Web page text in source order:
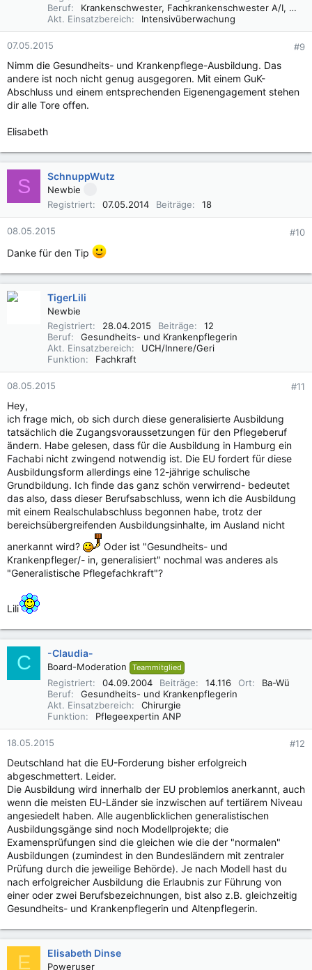
Beruf
Krankenschwester, Fachkrankenschwester A/I, Praxisbegleiter Basale Stimulation
Akt. Einsatzbereich
Intensivüberwachung
07.05.2015 #9
Nimm die Gesundheits- und Krankenpflege-Ausbildung. Das
andere ist noch nicht genug ausgegoren. Mit einem GuK-
Abschluss und einem entsprechenden Eigenengagement stehen
dir alle Tore offen.
Elisabeth
S SchnuppWutz
Newbie
Registriert
07.05.2014 Beiträge 18
08.05.2015 #10
Danke für den Tip
TigerLili
Newbie
Registriert
28.04.2015 Beiträge
12
Beruf
Gesundheits- und Krankenpflegerin
Akt. Einsatzbereich
UCH/Innere/Geri
Funktion
Fachkraft
08.05.2015 #11
Hey,
ich frage mich, ob sich durch diese generalisierte Ausbildung
tatsächlich die Zugangsvoraussetzungen für den Pflegeberuf
ändern. Habe gelesen, dass für die Ausbildung in Hamburg ein
Fachabi nicht zwingend notwendig ist. Die EU fordert für diese
Ausbildungsform allerdings eine 12-jährige schulische
Grundbildung. Ich finde das ganz schön verwirrend- bedeutet
das also, dass dieser Berufsabschluss, wenn ich die Ausbildung
mit einem Realschulabschluss begonnen habe, trotz der
bereichsübergreifenden Ausbildungsinhalte, im Ausland nicht
anerkannt wird?
Oder ist "Gesundheits- und
Krankenpfleger/- in, generalisiert" nochmal was anderes als
"Generalistische Pflegefachkraft"?
Lili
C -Claudia-
Board-Moderation Teammitglied
Registriert 04.09.2004 Beiträge 14.116 Ort
Ba-Wü
Beruf
Gesundheits- und Krankenpflegerin
Akt. Einsatzbereich
Chirurgie
Funktion
Pflegeexpertin ANP
18.05.2015 #12
Deutschland hat die EU-Forderung bisher erfolgreich
abgeschmettert. Leider.
Die Ausbildung wird innerhalb der EU problemlos anerkannt, auch
wenn die meisten EU-Länder sie inzwischen auf tertiärem Niveau
angesiedelt haben. Alle augenblicklichen generalistischen
Ausbildungsgänge sind noch Modellprojekte; die
Examensprüfungen sind die gleichen wie die der "normalen"
Ausbildungen (zumindest in den Bundesländern mit zentraler
Prüfung durch die jeweilige Behörde). Je nach Modell hast du
nach erfolgreicher Ausbildung die Erlaubnis zur Führung von
einer oder zwei Berufsbezeichnungen, bist also z.B. gleichzeitig
Gesundheits- und Krankenpflegerin und Altenpflegerin.
E Elisabeth Dinse
Poweruser